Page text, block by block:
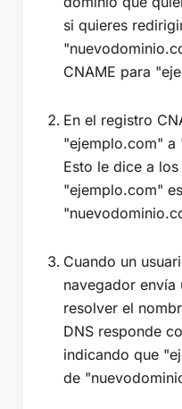
si quieres
CNAME para
En el registro
"ejemplo.com" a
Esto le dice a
"ejemplo.com"
Cuando un
navegador envía
resolver el
DNS responde
indicando que
de